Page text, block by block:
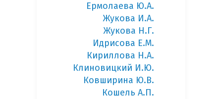
Ермолаева Ю.А.
Жукова И.А.
Жукова Н.Г.
Идрисова Е.М.
Кириллова Н.А.
Клиновицкий И.Ю.
Ковширина Ю.В.
Кошель А.П.